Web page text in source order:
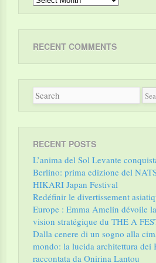
RECENT COMMENTS
RECENT POSTS
L’anima del Sol Levante
Berlino: prima edizione del
HIKARI Japan Festival
Redéfinir le divertissement
Europe : Emma Amelin dévoile la
vision stratégique du THE A
Dalla cenere di un sogno alla
mondo: la lucida architettura dei
raccontata da Onirina Lantou